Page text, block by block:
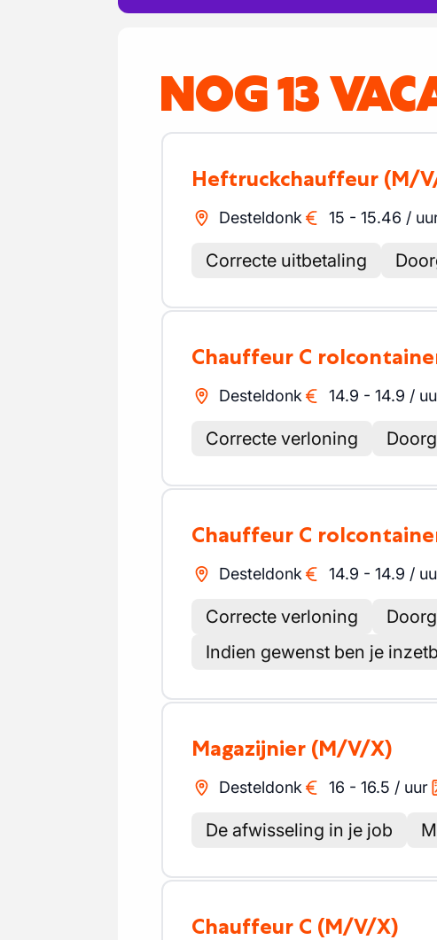
NOG 13
Heftruckchauffeur (M/
Desteldonk 15 - 15.46 /
Correcte uitbetaling
Chauffeur C
Desteldonk 14.9 - 14.9 /
Correcte verloning
Chauffeur C
Desteldonk 14.9 - 14.9 /
Correcte verloning
Indien gewenst ben je
Magazijnier (M/V/X)
Desteldonk 16 - 16.5 / uur
De afwisseling in je job
Chauffeur C (M/V/X)